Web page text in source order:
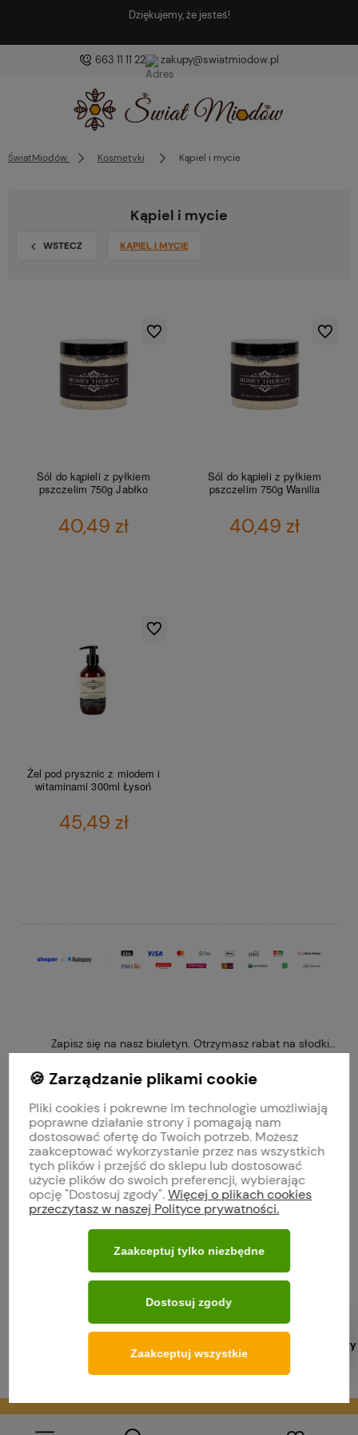
Dziękujemy, że jesteś!
663 11 11 22 zakupy@swiatmiodow.pl
ŚwiatMiodów Kosmetyki Kąpiel i mycie
Kąpiel i mycie
WSTECZ KĄPIEL I MYCIE
Sól do kąpieli z pyłkiem
pszczelim 750g Jabłko
40,49 zł
Do ulubionych
Sól do kąpieli z pyłkiem
pszczelim 750g Wanilia
40,49 zł
Do
Żel pod prysznic z miodem i
witaminami 300ml Łysoń
45,49 zł
Do ulubionych
Zapisz się na nasz biuletyn. Otrzymasz rabat na słodkie
polityce prywatności
Obserwuj nas na
MOJE KONTO
🍪 Zarządzanie plikami cookie
Pliki cookies i pokrewne im technologie umożliwiają
poprawne działanie strony i pomagają nam
dostosować ofertę do Twoich potrzeb. Możesz
zaakceptować wykorzystanie przez nas wszystkich
tych plików i przejść do sklepu lub dostosować
użycie plików do swoich preferencji, wybierając
opcję "Dostosuj zgody". Więcej o plikach cookies
przeczytasz w naszej Polityce prywatności.
Zaakceptuj tylko niezbędne
Dostosuj zgody
Zaakceptuj wszystkie